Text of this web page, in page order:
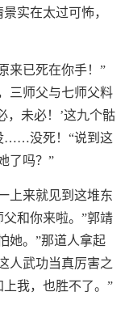
实在太过可怖，
来已死在你手！”
三师父与七师父料
，未必！’这九个骷
……没死！“说到这
了吗？”
上来就见到这堆东
和你来啦。”郭靖
她。”那道人拿起
人武功当真厉害之
我，也胜不了。”